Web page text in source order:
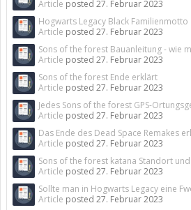
Article posted 27. Februar 2023
Hogwarts Legacy Black
Article posted 27. Februar 2023
Sons of the forest Bauanleitung - wie
Article posted 27. Februar 2023
Sons of the forest Ende erklärt
Article posted 27. Februar 2023
Jedes Sons of the forest GPS-
Article posted 27. Februar 2023
Das Ende des Dead Space Remakes
Article posted 27. Februar 2023
Sons of the forest katana Standort
Article posted 27. Februar 2023
Sollte man in Hogwarts Legacy eine
Article posted 27. Februar 2023